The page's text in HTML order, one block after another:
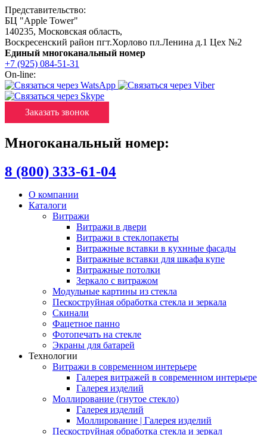
Представительство:
БЦ "Apple Tower"
140235, Московская область,
Воскресенский район пгт.Хорлово пл.Ленина д.1 Цех №2
Единый многоканальный номер
+7 (925) 084-51-31
On-line:
Заказать звонок
Многоканальный номер:
8 (800) 333-61-04
О компании
Каталоги
Витражи
Витражи в двери
Витражи в стеклопакеты
Витражные вставки в кухнные фасады
Витражные вставки для шкафа купе
Витражные потолки
Зеркало с витражом
Модульные картины из стекла
Пескоструйная обработка стекла и зеркала
Скинали
Фацетное панно
Фотопечать на стекле
Экраны для батарей
Технологии
Витражи в современном интерьере
Галерея витражей в современном интерьере
Галерея изделий
Моллирование (гнутое стекло)
Галерея изделий
Моллирование | Галерея изделий
Пескоструйная обработка стекла и зеркал